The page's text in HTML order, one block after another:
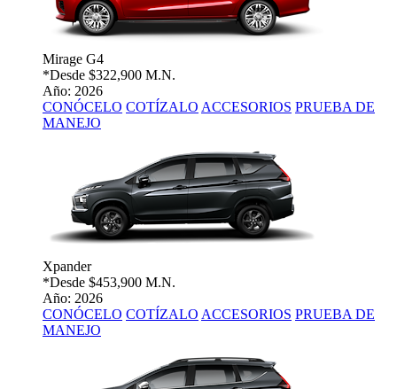
Mirage G4
*Desde $322,900 M.N.
Año: 2026
CONÓCELO COTÍZALO ACCESORIOS PRUEBA DE
MANEJO
Xpander
*Desde $453,900 M.N.
Año: 2026
CONÓCELO COTÍZALO ACCESORIOS PRUEBA DE
MANEJO